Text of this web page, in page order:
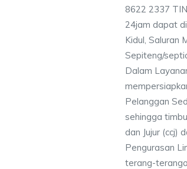
8622 2337
24jam dapat
Kidul, Saluran
Sepiteng/
Dalam
Pelanggan
sehingga
dan Jujur (ccj)
Pengurasan
terang-